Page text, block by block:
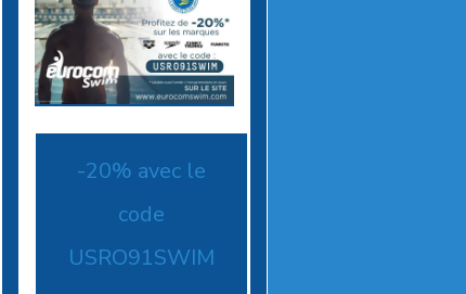
-20% avec le
code
USRO91SWIM